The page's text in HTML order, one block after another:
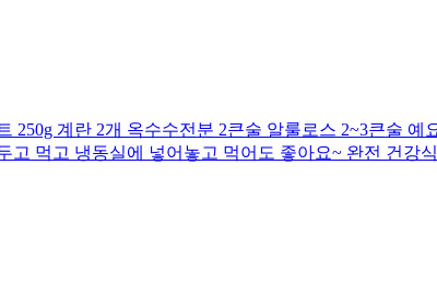
계란 2개 옥수수전분 2큰술 알룰로스 2~3큰술
먹고 냉동실에 넣어놓고 먹어도 좋아요~ 완전 건강